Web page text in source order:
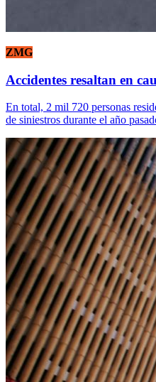
ZMG
Accidentes resaltan en
En total, 2 mil 720 personas
de siniestros durante el año